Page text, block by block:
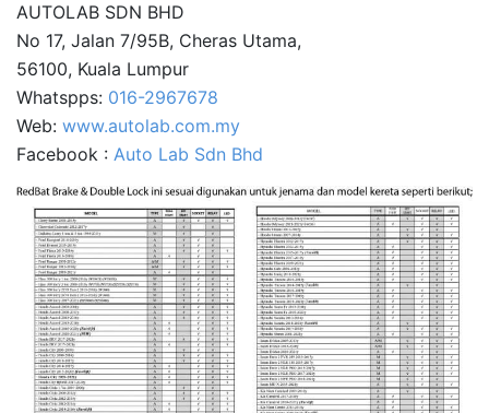
AUTOLAB SDN BHD
No 17, Jalan 7/95B, Cheras Utama,
56100, Kuala Lumpur
Whatspps: 016-2967678
Web: www.autolab.com.my
Facebook : Auto Lab Sdn Bhd